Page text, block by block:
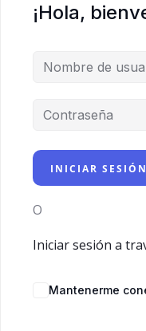
¡Hola,
O
Iniciar sesión a
Mantenerme